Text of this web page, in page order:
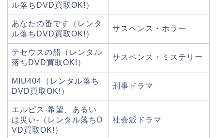
ル落ちDVD買取OK!）
あなたの番です（レンタ
ル落ちDVD買取OK!）
サスペンス・ホラー
テセウスの船（レンタル
落ちDVD買取OK!）
サスペンス・ミステリー
MIU404（レンタル落ち
DVD買取OK!）
刑事ドラマ
エルピス-希望、あるい
は災い-（レンタル落ちD
VD買取OK!）
社会派ドラマ